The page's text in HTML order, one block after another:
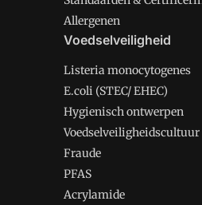
Allergenen
Voedselveiligheid
Listeria monocytogenes
E.coli (STEC/ EHEC)
Hygienisch ontwerpen
Voedselveiligheidscultuur
Fraude
PFAS
Acrylamide